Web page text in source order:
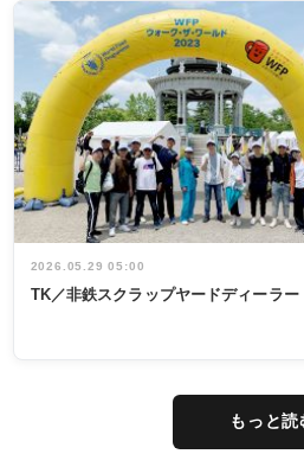
2026.05.29 05:00
TK／非鉄スクラップヤードディーラー
もっと読